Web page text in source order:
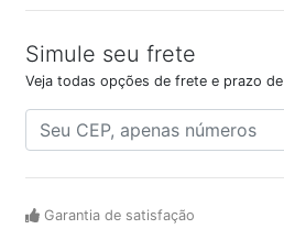
Simule seu frete
Veja todas opções de frete e prazo
Garantia de satisfação